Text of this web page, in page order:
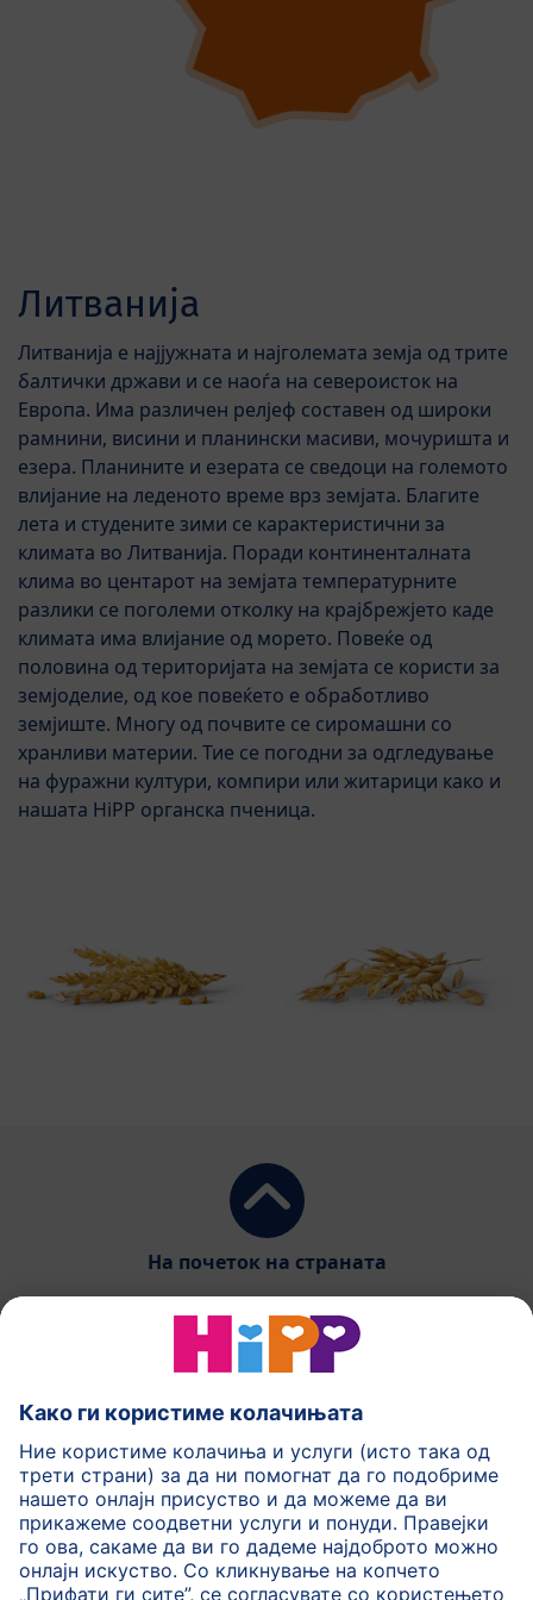
Литванија
Литванија е најјужната и најголемата земја од трите
балтички држави и се наоѓа на североисток на
Европа. Има различен релјеф составен од широки
рамнини, висини и планински масиви, мочуришта и
езера. Планините и езерата се сведоци на големото
влијание на леденото време врз земјата. Благите
лета и студените зими се карактеристични за
климата во Литванија. Поради континенталната
клима во центарот на земјата температурните
разлики се поголеми отколку на крајбрежјето каде
климата има влијание од морето. Повеќе од
половина од територијата на земјата се користи за
земјоделие, од кое повеќето е обработливо
земјиште. Многу од почвите се сиромашни со
хранливи материи. Тие се погодни за одгледување
на фуражни култури, компири или житарици како и
нашата HiPP органска пченица.
На почеток на страната
HiPP Млечни формули
HiPP Храна за бебиња
HiPP за деца
HiPP Нега за кожа
HiPP Бременост